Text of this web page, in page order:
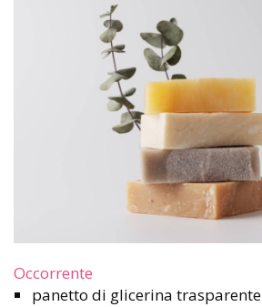
Occorrente
panetto di glicerina trasparente